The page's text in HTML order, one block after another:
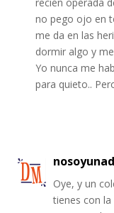
no pego ojo en
me da en las
dormir algo y
Yo nunca me
para quieto..
Oye, y un
tienes con la